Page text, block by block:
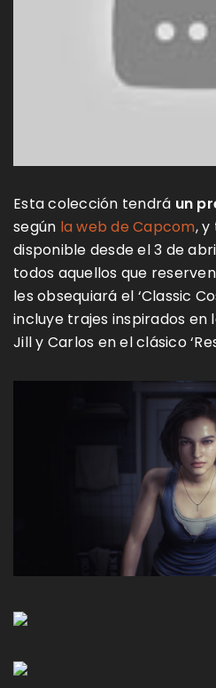
Esta colección tendrá un
según la web de Capcom,
disponible desde el 3 de
todos aquellos que
les obsequiará el ‘Classic
incluye trajes inspirados en
Jill y Carlos en el clásico